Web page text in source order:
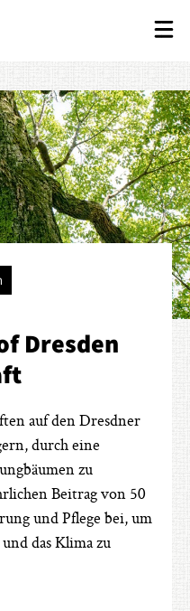
Dresden
auf den Dresdner
durch eine
zu
Beitrag von 50
und Pflege bei, um
das Klima zu